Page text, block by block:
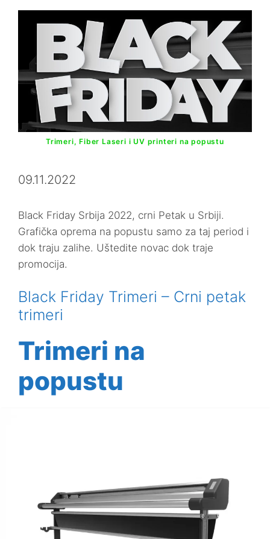
Trimeri, Fiber Laseri i UV printeri na popustu
09.11.2022
Black Friday Srbija 2022, crni Petak u Srbiji.
Grafička oprema na popustu samo za taj period i
dok traju zalihe. Uštedite novac dok traje
promocija.
Black Friday Trimeri – Crni petak
trimeri
Trimeri na
popustu